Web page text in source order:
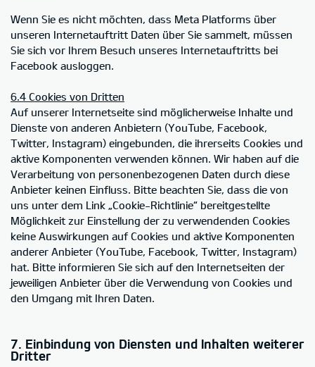
Wenn Sie es nicht möchten, dass Meta Platforms über
unseren Internetauftritt Daten über Sie sammelt, müssen
Sie sich vor Ihrem Besuch unseres Internetauftritts bei
Facebook ausloggen.
6.4 Cookies von Dritten
Auf unserer Internetseite sind möglicherweise Inhalte und
Dienste von anderen Anbietern (YouTube, Facebook,
Twitter, Instagram) eingebunden, die ihrerseits Cookies und
aktive Komponenten verwenden können. Wir haben auf die
Verarbeitung von personenbezogenen Daten durch diese
Anbieter keinen Einfluss. Bitte beachten Sie, dass die von
uns unter dem Link „Cookie-Richtlinie“ bereitgestellte
Möglichkeit zur Einstellung der zu verwendenden Cookies
keine Auswirkungen auf Cookies und aktive Komponenten
anderer Anbieter (YouTube, Facebook, Twitter, Instagram)
hat. Bitte informieren Sie sich auf den Internetseiten der
jeweiligen Anbieter über die Verwendung von Cookies und
den Umgang mit Ihren Daten.
7. Einbindung von Diensten und Inhalten weiterer
Dritter